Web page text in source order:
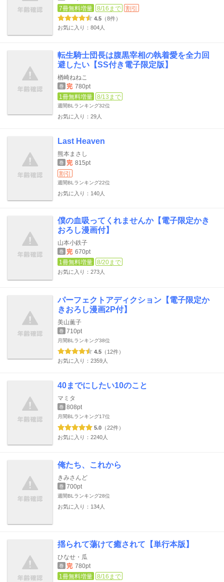
7冊無料増量
8/16まで 割引
4.5 （8件）
お気に入り：804人
転生騎士団長は腹黒宰相の執着愛を全力回
避したい【SS付き電子限定版】
楢崎ねねこ
巻 完 780pt
1冊無料増量
8/13まで
週間BLランキング32位
お気に入り：29人
Last Heaven
熊本まさし
巻 完 815pt
割引
週間BLランキング22位
お気に入り：140人
僕の血吸ってくれませんか【電子限定かき
おろし漫画付】
山本小鉄子
巻 完 670pt
1冊無料増量
8/20まで
お気に入り：273人
パーフェクトアディクション【電子限定か
きおろし漫画2P付】
美山薫子
巻 710pt
月間BLランキング38位
4.5 （12件）
お気に入り：2359人
40までにしたい10のこと
マミタ
巻 808pt
月間BLランキング17位
5.0 （22件）
お気に入り：2240人
俺たち、これから
きみさんど
巻 700pt
週間BLランキング28位
お気に入り：134人
揺られて蕩けて癒されて【単行本版】
ひなせ・瓜
巻 完 780pt
1冊無料増量
8/16まで